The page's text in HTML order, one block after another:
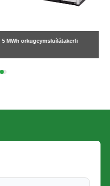
261 kW vökvakældur BESS skápur